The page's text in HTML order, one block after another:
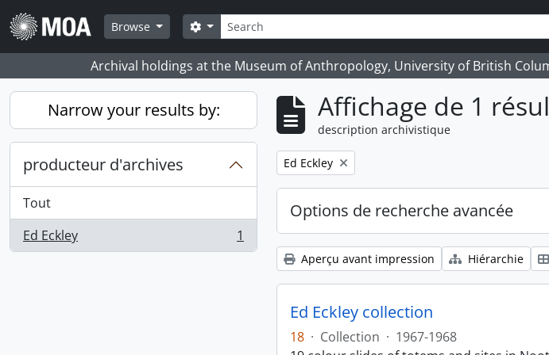
Skip to main content
Browse
Rechercher
Search options
Archival holdings at the Museum of Anthropology, University of British
Narrow your results by:
producteur d'archives
Tout
Ed Eckley
, 1 résultats 1
Affichage de 1
description archivistique
Remove filter:
Ed Eckley
Options de recherche avancée
Aperçu avant impression Hiérarchie
Ed Eckley collection
18 · Collection · 1967-1968